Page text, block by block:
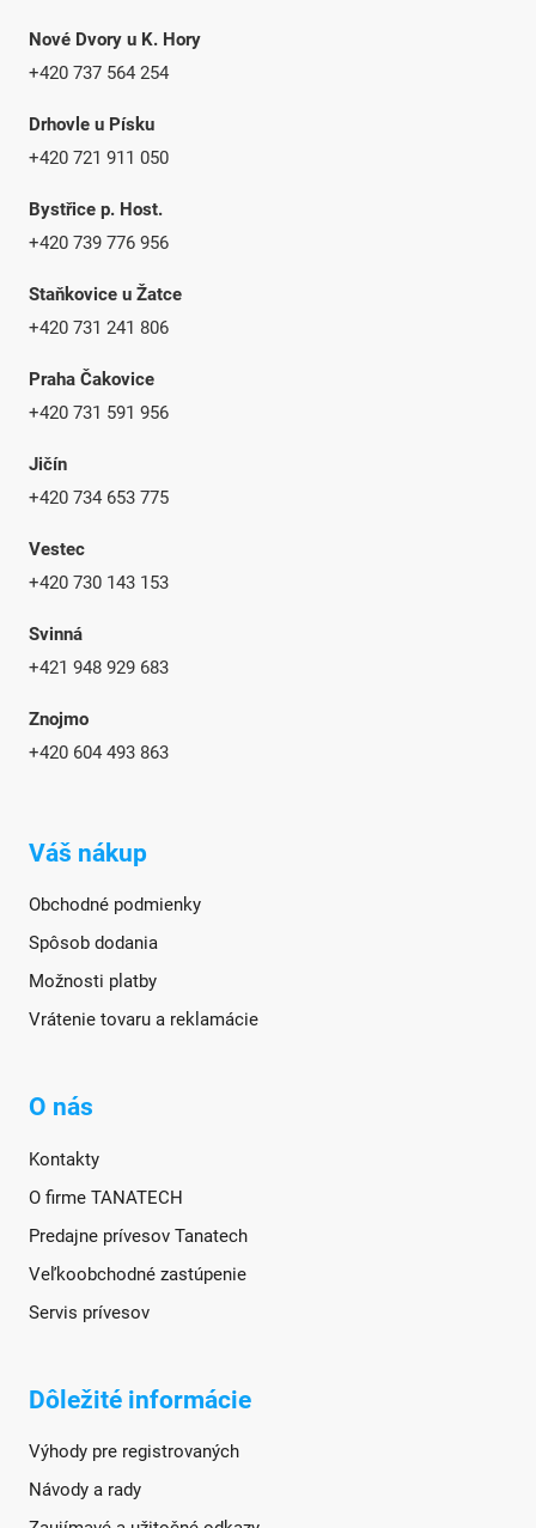
Nové Dvory u K. Hory
+420 737 564 254
Drhovle u Písku
+420 721 911 050
Bystřice p. Host.
+420 739 776 956
Staňkovice u Žatce
+420 731 241 806
Praha Čakovice
+420 731 591 956
Jičín
+420 734 653 775
Vestec
+420 730 143 153
Svinná
+421 948 929 683
Znojmo
+420 604 493 863
Váš nákup
Obchodné podmienky
Spôsob dodania
Možnosti platby
Vrátenie tovaru a reklamácie
O nás
Kontakty
O firme TANATECH
Predajne prívesov Tanatech
Veľkoobchodné zastúpenie
Servis prívesov
Dôležité informácie
Výhody pre registrovaných
Návody a rady